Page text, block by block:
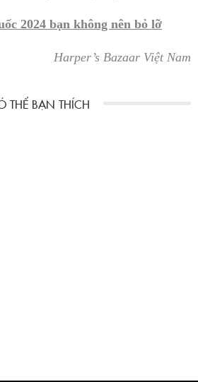
2024 bạn không nên bỏ lỡ
Harper’s Bazaar Việt Nam